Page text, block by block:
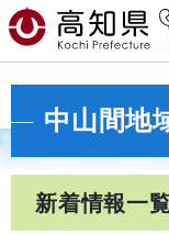
中山間地
新着情報一